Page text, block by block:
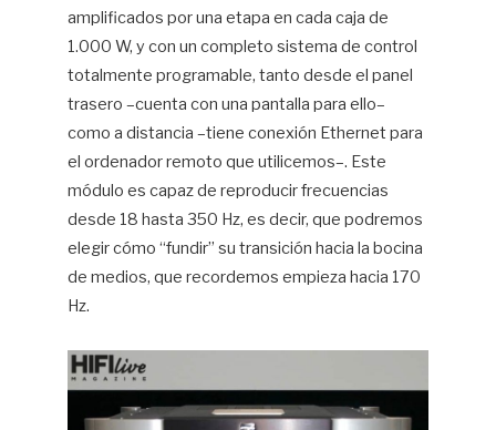
amplificados por una etapa en cada caja de
1.000 W, y con un completo sistema de control
totalmente programable, tanto desde el panel
trasero –cuenta con una pantalla para ello–
como a distancia –tiene conexión Ethernet para
el ordenador remoto que utilicemos–. Este
módulo es capaz de reproducir frecuencias
desde 18 hasta 350 Hz, es decir, que podremos
elegir cómo “fundir” su transición hacia la bocina
de medios, que recordemos empieza hacia 170
Hz.